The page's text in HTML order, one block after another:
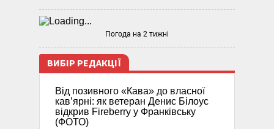
Погода на 2 тижні
ВИБІР РЕДАКЦІЇ
Від позивного «Кава» до власної
кав’ярні: як ветеран Денис Білоус
відкрив Fireberry у Франківську
(ФОТО)